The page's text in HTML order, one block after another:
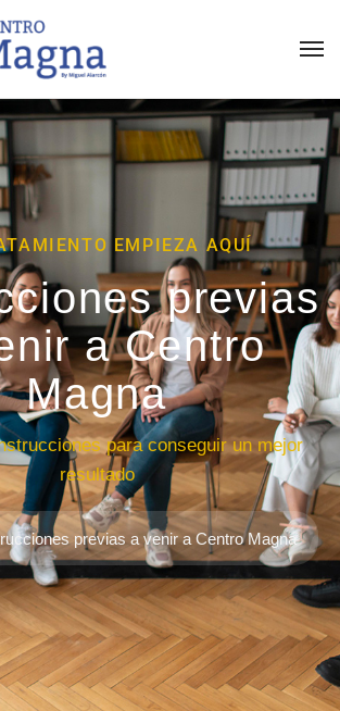
EMPIEZA AQUÍ
previas
a Centro
Magna
para conseguir un mejor
resultado
previas a venir a Centro Magna